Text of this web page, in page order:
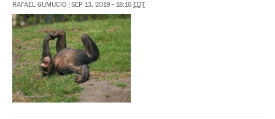
RAFAEL GUMUCIO SEP 13, 2019 - 18:16 EDT